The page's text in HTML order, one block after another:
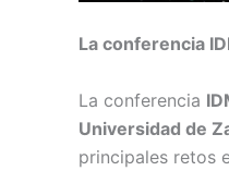
La conferencia
La conferencia
Universidad de
principales retos